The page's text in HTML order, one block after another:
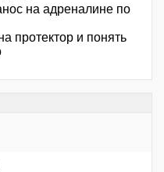
на адреналине по
протектор и понять